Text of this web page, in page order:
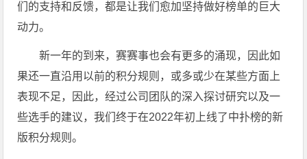
们的支持和反馈，都是让我们愈加坚持做好榜单的巨大
动力。
新一年的到来，赛赛事也会有更多的涌现，因此如
果还一直沿用以前的积分规则，或多或少在某些方面上
表现不足，因此，经过公司团队的深入探讨研究以及一
些选手的建议，我们终于在2022年初上线了中扑榜的新
版积分规则。